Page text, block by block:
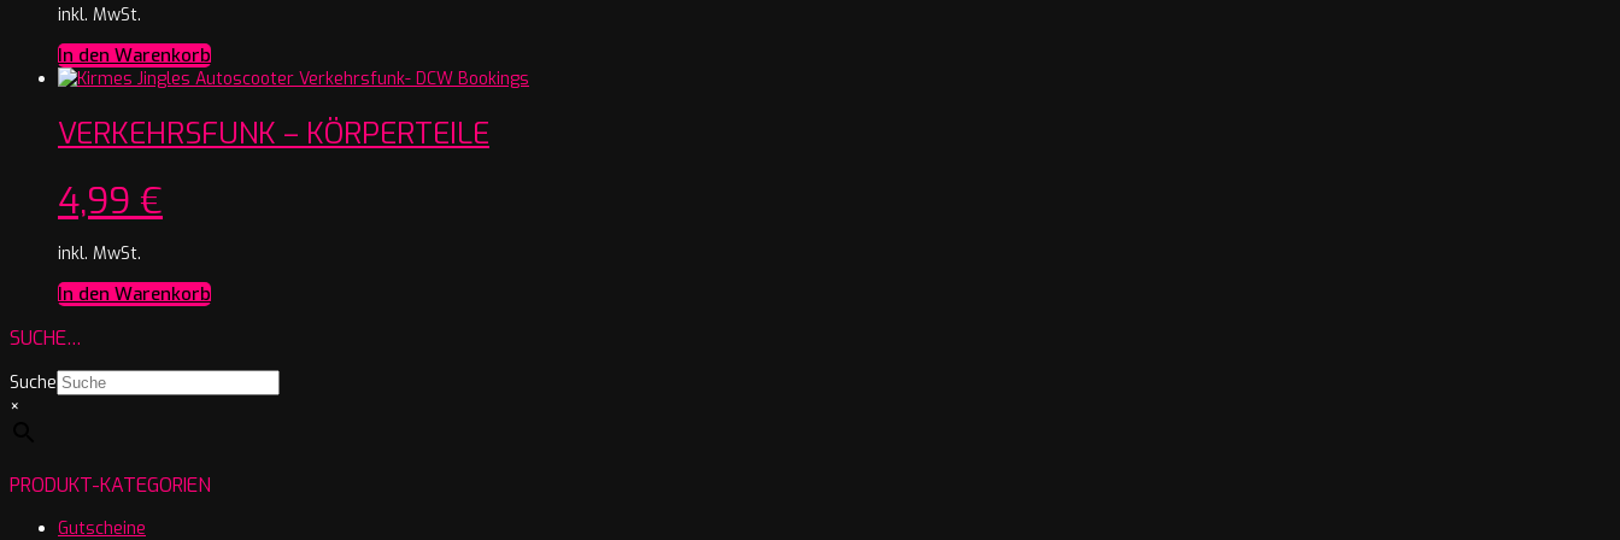
inkl. MwSt.
In den Warenkorb
VERKEHRSFUNK – KÖRPERTEILE
4,99 €
inkl. MwSt.
In den Warenkorb
SUCHE…
Suche
×
PRODUKT-KATEGORIEN
Gutscheine